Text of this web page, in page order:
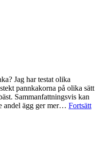
Jag har testat olika
pannkakorna på olika sätt
Sammanfattningsvis kan
andel ägg ger mer… Fortsätt